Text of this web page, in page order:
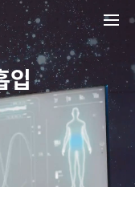
입